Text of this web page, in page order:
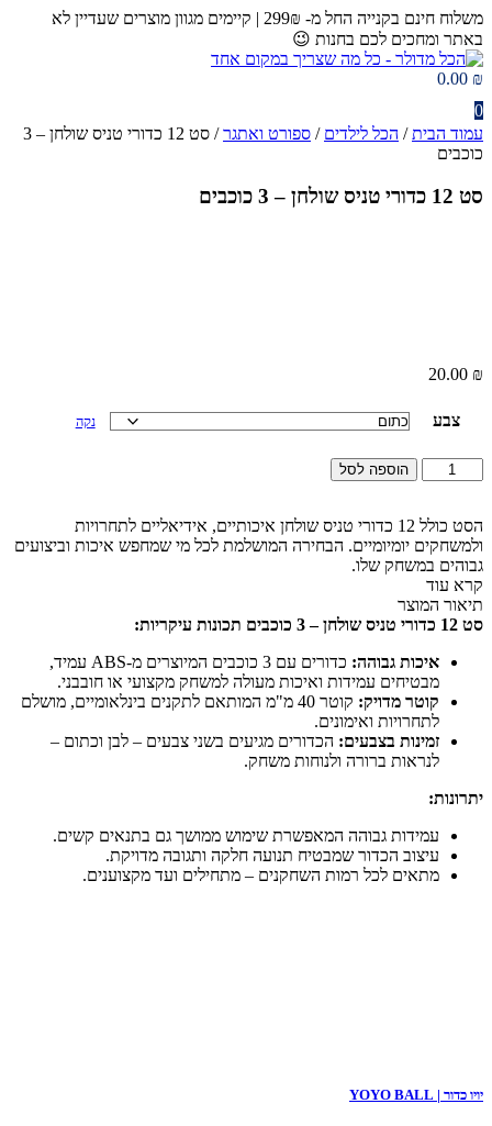
דלג
לתוכן
משלוח חינם בקנייה החל מ- 299₪ | קיימים מגוון מוצרים שעדיין לא
באתר ומחכים לכם בחנות 😉​
0.00 ₪
0
עמוד הבית/ הכל לילדים / ספורט ואתגר
/ סט 12 כדורי טניס שולחן – 3
כוכבים
סט 12 כדורי טניס שולחן – 3 כוכבים
20.00 ₪
צבע נקה
כמות
של
12
כדורי
טניס
שולחן
-
3
הוספה לסל
הסט כולל 12 כדורי טניס שולחן איכותיים, אידיאליים לתחרויות
ולמשחקים יומיומיים. הבחירה המושלמת לכל מי שמחפש איכות וביצועים
גבוהים במשחק שלו.
קרא עוד
תיאור המוצר
סט 12 כדורי טניס שולחן – 3 כוכבים
תכונות עיקריות:
איכות גבוהה:
כדורים עם 3 כוכבים המיוצרים מ-ABS עמיד,
מבטיחים עמידות ואיכות מעולה למשחק מקצועי או חובבני.
קוטר מדויק:
קוטר 40 מ"מ המותאם לתקנים בינלאומיים, מושלם
לתחרויות ואימונים.
זמינות בצבעים: הכדורים מגיעים בשני צבעים – לבן וכתום –
לנראות ברורה ולנוחות משחק.
יתרונות:
עמידות גבוהה המאפשרת שימוש ממושך גם בתנאים קשים.
עיצוב הכדור שמבטיח תנועה חלקה ותגובה מדויקת.
מתאים לכל רמות השחקנים – מתחילים ועד מקצוענים.
יויו כדור | YOYO BALL